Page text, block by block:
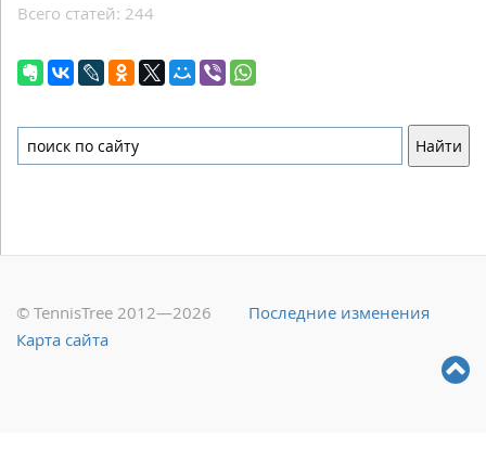
Всего статей: 244
© TennisTree 2012—2026
Последние изменения
Карта сайта